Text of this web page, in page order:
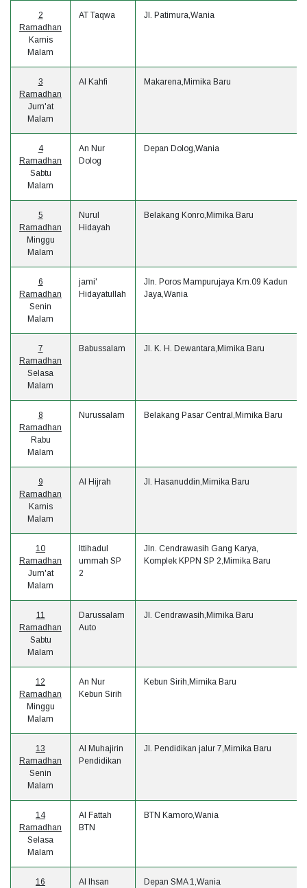
2
Ramadhan
Kamis
Malam
AT Taqwa Jl. Patimura,Wania
3
Ramadhan
Jum'at
Malam
Al Kahfi Makarena,Mimika Baru
4
Ramadhan
Sabtu
Malam
An Nur
Dolog
Depan Dolog,Wania
5
Ramadhan
Minggu
Malam
Nurul
Hidayah
Belakang Konro,Mimika Baru
6
Ramadhan
Senin
Malam
jami'
Hidayatullah
Jln. Poros Mampurujaya Km.09 Kadun
Jaya,Wania
7
Ramadhan
Selasa
Malam
Babussalam Jl. K. H. Dewantara,Mimika Baru
8
Ramadhan
Rabu
Malam
Nurussalam Belakang Pasar Central,Mimika Baru
9
Ramadhan
Kamis
Malam
Al Hijrah Jl. Hasanuddin,Mimika Baru
10
Ramadhan
Jum'at
Malam
Ittihadul
ummah SP
2
Jln. Cendrawasih Gang Karya,
Komplek KPPN SP 2,Mimika Baru
11
Ramadhan
Sabtu
Malam
Darussalam
Auto
Jl. Cendrawasih,Mimika Baru
12
Ramadhan
Minggu
Malam
An Nur
Kebun Sirih
Kebun Sirih,Mimika Baru
13
Ramadhan
Senin
Malam
Al Muhajirin
Pendidikan
Jl. Pendidikan jalur 7,Mimika Baru
14
Ramadhan
Selasa
Malam
Al Fattah
BTN
BTN Kamoro,Wania
16 Al Ihsan Depan SMA 1,Wania